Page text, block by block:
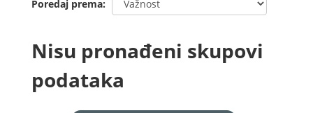
Poredaj prema
Nisu pronađeni skupovi
podataka